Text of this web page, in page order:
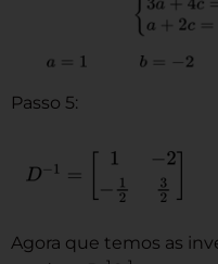
Passo 5:
Agora que temos as